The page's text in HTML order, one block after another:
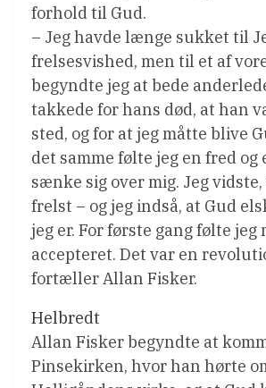
forhold til Gud.
– Jeg havde længe sukket til
frelsesvished, men til et af
begyndte jeg at bede
takkede for hans død, at han
sted, og for at jeg måtte blive
det samme følte jeg en fred og
sænke sig over mig. Jeg
frelst – og jeg indså, at Gud
jeg er. For første gang følte
accepteret. Det var en
fortæller Allan Fisker.
Helbredt
Allan Fisker begyndte at
Pinsekirken, hvor han hørte